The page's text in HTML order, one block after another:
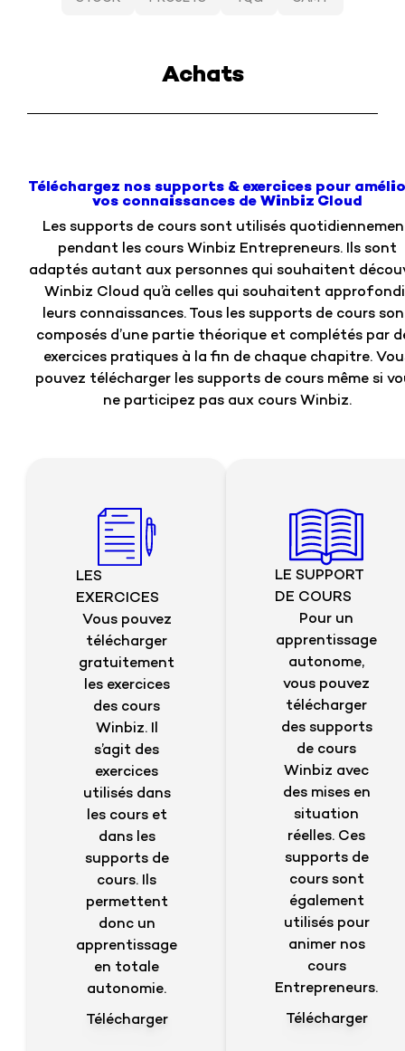
Achats
Téléchargez nos supports & exercices pour
vos connaissances de Winbiz Cloud
Les supports de cours sont utilisés
pendant les cours Winbiz Entrepreneurs. Ils sont
adaptés autant aux personnes qui souhaitent
Winbiz Cloud qu’à celles qui souhaitent
leurs connaissances. Tous les supports de cours
composés d’une partie théorique et complétés par
exercices pratiques à la fin de chaque chapitre.
pouvez télécharger les supports de cours même si
ne participez pas aux cours Winbiz.
LES
EXERCICES
Vous pouvez
télécharger
gratuitement
les exercices
des cours
Winbiz. Il
s’agit des
exercices
utilisés dans
les cours et
dans les
supports de
cours. Ils
permettent
donc un
apprentissage
en totale
autonomie.
Télécharger
LE SUPPORT
DE COURS
Pour un
apprentissage
autonome,
vous pouvez
télécharger
des supports
de cours
Winbiz avec
des mises en
situation
réelles. Ces
supports de
cours sont
également
utilisés pour
animer nos
cours
Entrepreneurs.
Télécharger